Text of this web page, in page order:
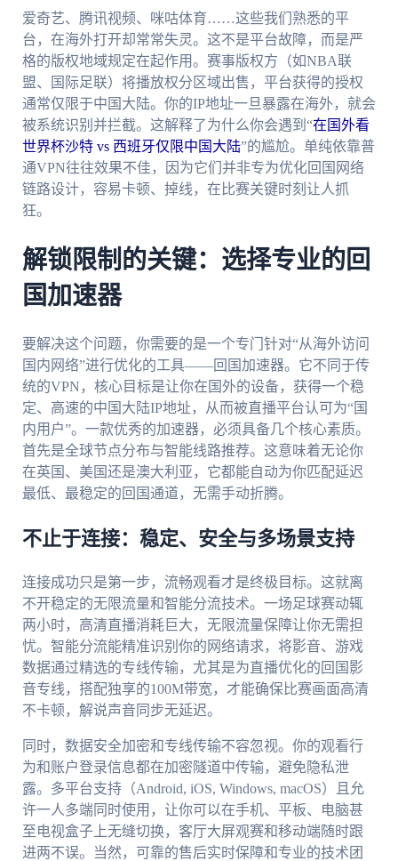
爱奇艺、腾讯视频、咪咕体育……这些我们熟悉的平
台，在海外打开却常常失灵。这不是平台故障，而是严
格的版权地域规定在起作用。赛事版权方（如NBA联
盟、国际足联）将播放权分区域出售，平台获得的授权
通常仅限于中国大陆。你的IP地址一旦暴露在海外，就会
被系统识别并拦截。这解释了为什么你会遇到“在国外看
世界杯沙特 vs 西班牙仅限中国大陆”的尴尬。单纯依靠普
通VPN往往效果不佳，因为它们并非专为优化回国网络
链路设计，容易卡顿、掉线，在比赛关键时刻让人抓
狂。
解锁限制的关键：选择专业的回
国加速器
要解决这个问题，你需要的是一个专门针对“从海外访问
国内网络”进行优化的工具——回国加速器。它不同于传
统的VPN，核心目标是让你在国外的设备，获得一个稳
定、高速的中国大陆IP地址，从而被直播平台认可为“国
内用户”。一款优秀的加速器，必须具备几个核心素质。
首先是全球节点分布与智能线路推荐。这意味着无论你
在英国、美国还是澳大利亚，它都能自动为你匹配延迟
最低、最稳定的回国通道，无需手动折腾。
不止于连接：稳定、安全与多场景支持
连接成功只是第一步，流畅观看才是终极目标。这就离
不开稳定的无限流量和智能分流技术。一场足球赛动辄
两小时，高清直播消耗巨大，无限流量保障让你无需担
忧。智能分流能精准识别你的网络请求，将影音、游戏
数据通过精选的专线传输，尤其是为直播优化的回国影
音专线，搭配独享的100M带宽，才能确保比赛画面高清
不卡顿，解说声音同步无延迟。
同时，数据安全加密和专线传输不容忽视。你的观看行
为和账户登录信息都在加密隧道中传输，避免隐私泄
露。多平台支持（Android, iOS, Windows, macOS）且允
许一人多端同时使用，让你可以在手机、平板、电脑甚
至电视盒子上无缝切换，客厅大屏观赛和移动端随时跟
进两不误。当然，可靠的售后实时保障和专业的技术团